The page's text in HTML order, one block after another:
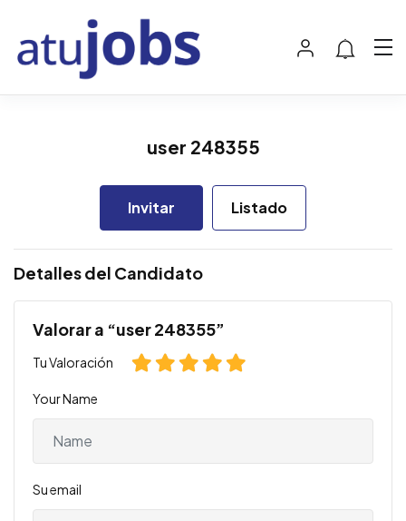
user 248355
Invitar Listado
Detalles del Candidato
Valorar a “user 248355”
Tu Valoración
Your Name
Su email